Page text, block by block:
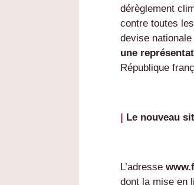
dérèglement
contre toutes
devise
une
République
| Le nouveau
L’adresse
dont la mise en